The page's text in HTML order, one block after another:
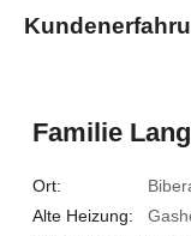
Familie Lang
Ort:
Alte Heizung: